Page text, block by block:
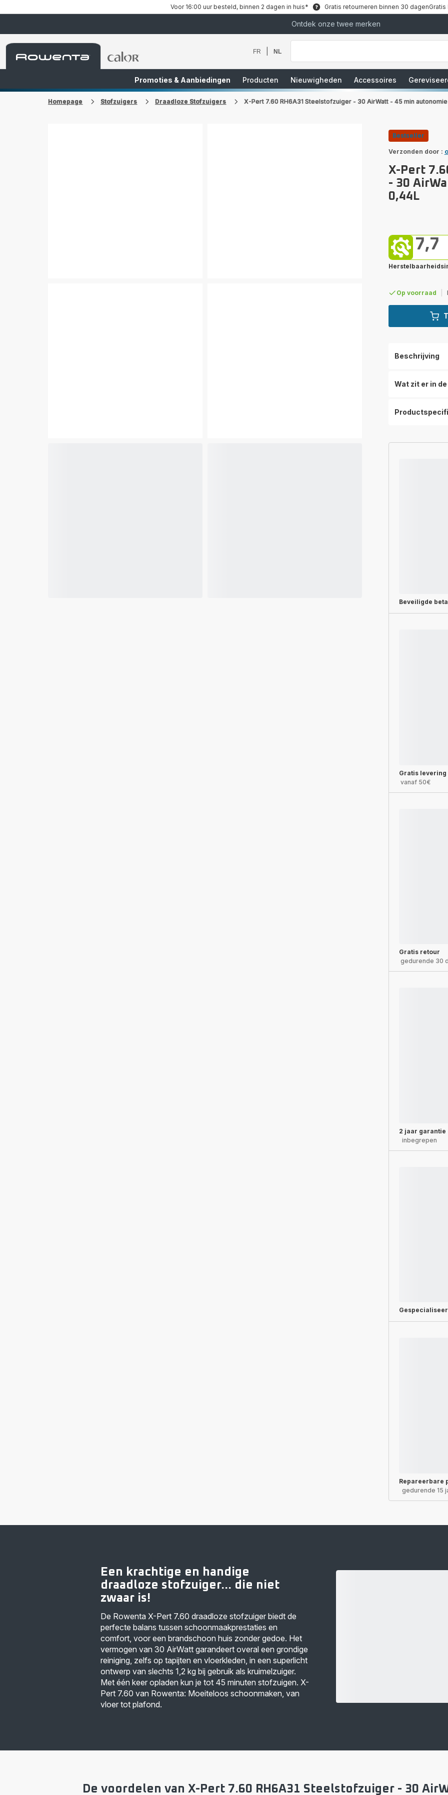
Voor 16:00 uur besteld, binnen 2 dagen in huis* Gratis retourneren binnen 30 dagen
Ontdek onze twee merken
Rowenta-
startpagina
Rowenta-
FR NL
Waar
bent
Promoties & Aanbiedingen Producten Nieuwigheden Accessoires
Homepage Stofzuigers Draadloze Stofzuigers X-Pert 7.60 RH6A31 Steelstofzuiger - 30 AirWatt - 45 min
Bestseller
Verzonden door :
X-Pert
- 30
0,44L
7,7
Op voorraad
Beschrijving
Wat zit er in
Beveiligde
Gratis levering
vanaf 50€
Gratis retour
gedurende 30
2 jaar garantie
inbegrepen
Repareerbare
gedurende 15
Een krachtige en handige
draadloze stofzuiger... die niet
zwaar is!
De Rowenta X-Pert 7.60 draadloze stofzuiger biedt de
perfecte balans tussen schoonmaakprestaties en
comfort, voor een brandschoon huis zonder gedoe. Het
vermogen van 30 AirWatt garandeert overal een grondige
reiniging, zelfs op tapijten en vloerkleden, in een superlicht
ontwerp van slechts 1,2 kg bij gebruik als kruimelzuiger.
Met één keer opladen kun je tot 45 minuten stofzuigen. X-
Pert 7.60 van Rowenta: Moeiteloos schoonmaken, van
vloer tot plafond.
De voordelen van X-Pert 7.60 RH6A31 Steelstofzuiger - 30